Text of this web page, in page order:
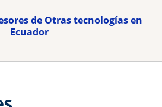
de Otras tecnologías en
Ecuador